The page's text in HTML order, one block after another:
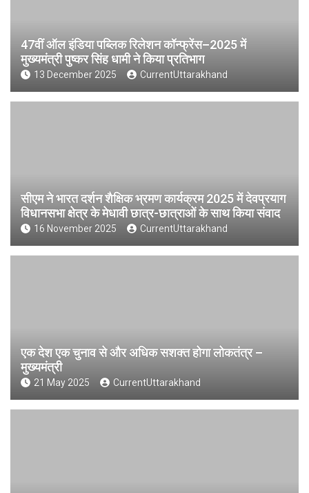
47वीं ऑल इंडिया पब्लिक रिलेशन कॉन्फ्रेंस–2025 में
मुख्यमंत्री पुष्कर सिंह धामी ने किया प्रतिभाग
13 December 2025 CurrentUttarakhand
सीएम ने भारत दर्शन शैक्षिक भ्रमण कार्यक्रम 2025 में देवप्रयाग
विधानसभा क्षेत्र के मेधावी छात्र-छात्राओं के साथ किया संवाद
16 November 2025 CurrentUttarakhand
एक देश एक चुनाव से और अधिक सशक्त होगा लोकतंत्र –
मुख्यमंत्री
21 May 2025 CurrentUttarakhand